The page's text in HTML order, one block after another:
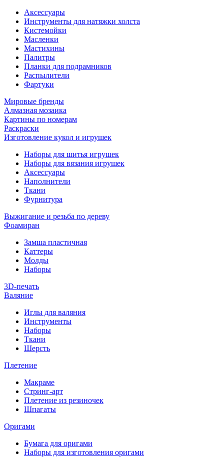
Аксессуары
Инструменты для натяжки холста
Кистемойки
Масленки
Мастихины
Палитры
Планки для подрамников
Распылители
Фартуки
Мировые бренды
Алмазная мозаика
Картины по номерам
Раскраски
Изготовление кукол и игрушек
Наборы для шитья игрушек
Наборы для вязания игрушек
Аксессуары
Наполнители
Ткани
Фурнитура
Выжигание и резьба по дереву
Фоамиран
Замша пластичная
Каттеры
Молды
Наборы
3D-печать
Валяние
Иглы для валяния
Инструменты
Наборы
Ткани
Шерсть
Плетение
Макраме
Стринг-арт
Плетение из резиночек
Шпагаты
Оригами
Бумага для оригами
Наборы для изготовления оригами